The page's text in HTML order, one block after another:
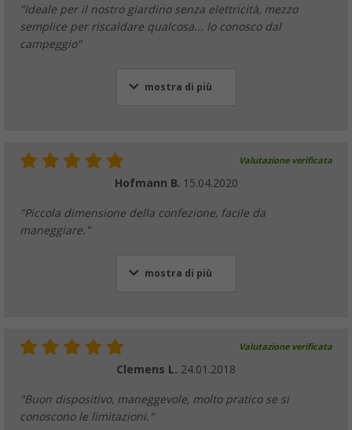
"Ideale per il nostro giardino senza elettricità, mezzo
semplice per riscaldare qualcosa... lo conosco dal
campeggio"
mostra di più
Valutazione verificata
Hofmann B. 15.04.2020
"Piccola dimensione della confezione, facile da
maneggiare."
mostra di più
Valutazione verificata
Clemens L. 24.01.2018
"Buon dispositivo, maneggevole, molto pratico se si
conoscono le limitazioni."